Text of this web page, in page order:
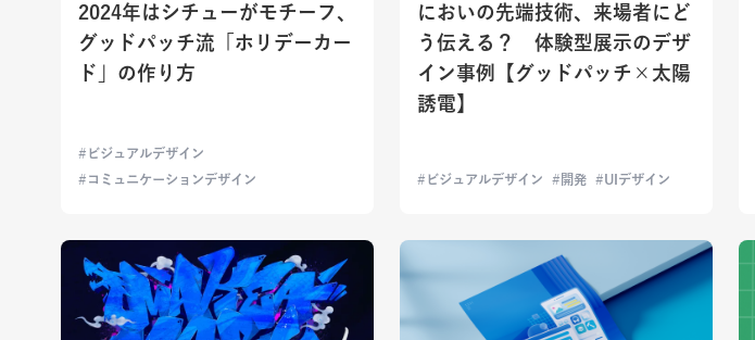
2024年はシチューがモチーフ、
グッドパッチ流「ホリデーカー
ド」の作り方
ビジュアルデザイン
コミュニケーションデザイン
においの先端技術、来場者にど
う伝える？ 体験型展示のデザ
イン事例【グッドパッチ×太陽
誘電】
ビジュアルデザイン 開発 UIデザイン